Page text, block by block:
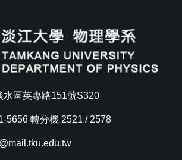
水區英專路151號S320
5656 轉分機 2521 / 2578